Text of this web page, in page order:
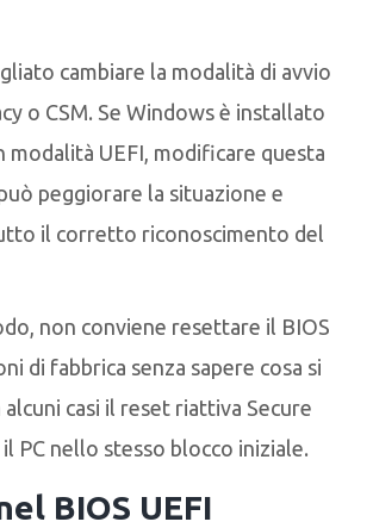
cambiare la modalità di avvio
o CSM. Se Windows è installato
modalità UEFI, modificare questa
peggiorare la situazione e
il corretto riconoscimento del
non conviene resettare il BIOS
di fabbrica senza sapere cosa si
casi il reset riattiva Secure
PC nello stesso blocco iniziale.
BIOS UEFI